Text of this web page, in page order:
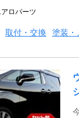
ロパーツ
取付・交換 塗装・